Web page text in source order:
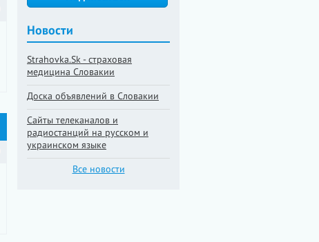
Новости
Strahovka.Sk - страховая
медицина Словакии
Доска объявлений в Словакии
Сайты телеканалов и
радиостанций на русском и
украинском языке
Все новости